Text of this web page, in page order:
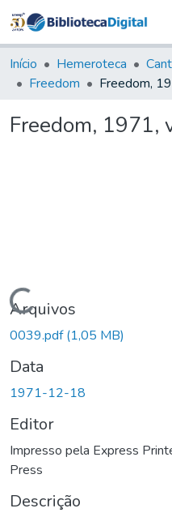
&
Início Hemeroteca
Freedom
Freedom,
Freedom, 1971,
Carregando...
Arquivos
0039.pdf(1,05 MB)
Data
1971-12-18
Editor
Impresso pela Express
Press
Descrição